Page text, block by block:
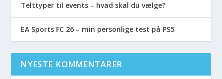
Telttyper til events – hvad skal du vælge?
EA Sports FC 26 – min personlige test på PS5
NYESTE KOMMENTARER